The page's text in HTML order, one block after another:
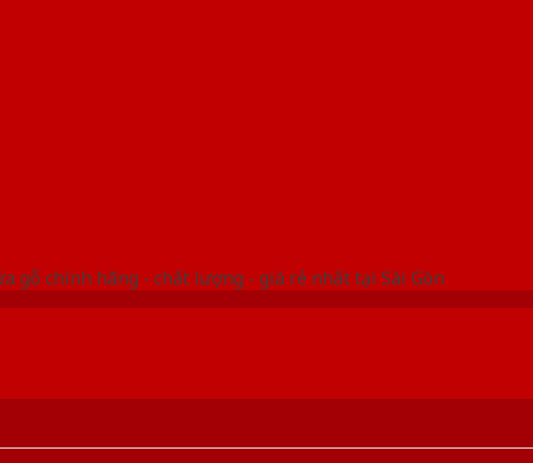
gỗ chính hãng - chất lượng - giá rẻ nhất tại Sài Gòn